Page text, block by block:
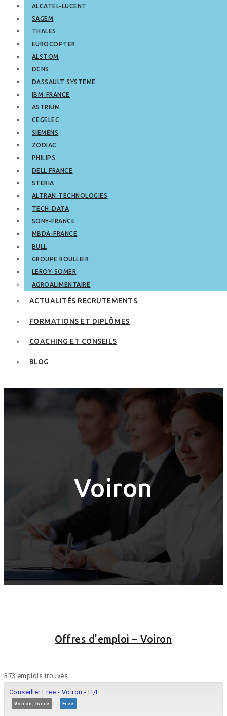
ALCATEL-LUCENT
SAGEM
THALES
EUROCOPTER
ALSTOM
DCNS
DASSAULT SYSTEME
IBM-FRANCE
ASTRIUM
CEGELEC
SIEMENS
ZODIAC
PHILIPS
DELL FRANCE
STERIA
ALTRAN-TECHNOLOGIES
TECH-DATA
SONY-FRANCE
MBDA-FRANCE
BULL
GROUPE ROULLIER
LEROY-SOMER
AGROALIMENTAIRE
ACTUALITÉS RECRUTEMENTS
FORMATIONS ET DIPLÔMES
COACHING ET CONSEILS
BLOG
Voiron
Offres d’emploi – Voiron
373 emplois trouvés
Conseiller Free - Voiron - H/F
Voiron, Isère Free